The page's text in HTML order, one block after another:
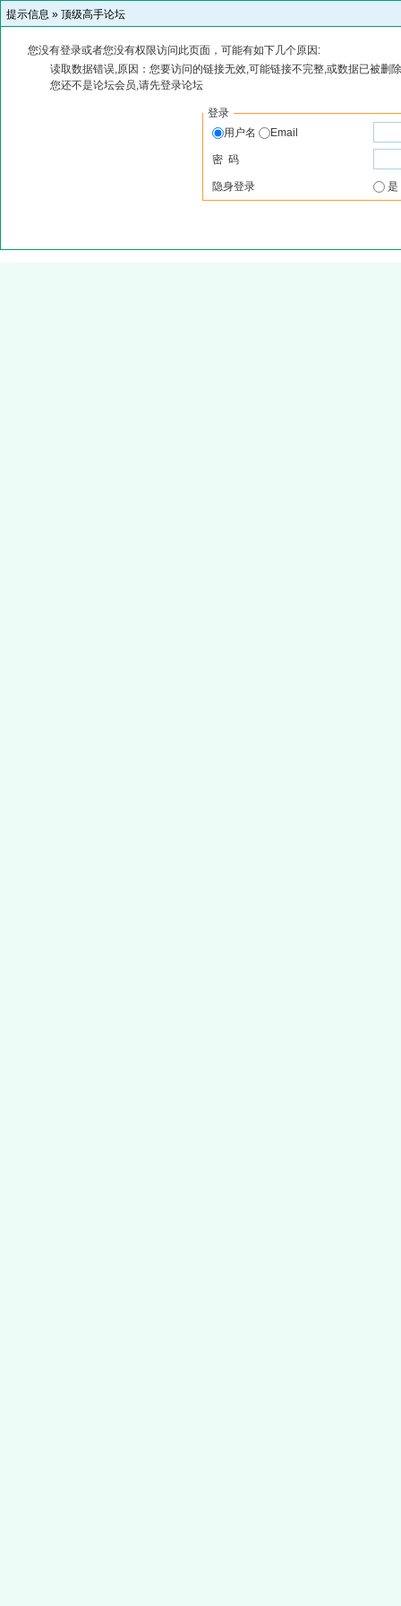
提示信息 » 顶级高手论坛
您没有登录或者您没有权限访问此页面，可能有如下几个原因:
读取数据错误,原因：您要访问的链接无效,可能链接不完整,或数据已被删
您还不是论坛会员,请先登录论坛
登录
用户名
Email
密 码
隐身登录